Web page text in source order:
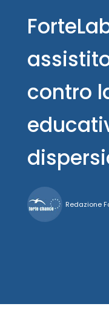
contro
Redazione